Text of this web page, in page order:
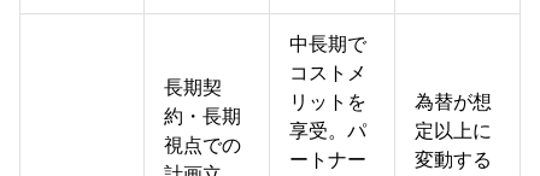
長期契
約・長期
視点での
中長期で
コストメ
リットを
享受。パ
ートナー
為替が想
定以上に
変動する